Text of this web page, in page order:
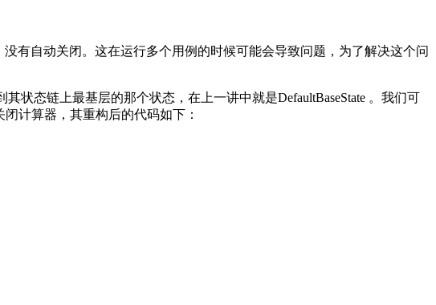
有自动关闭。这在运行多个用例的时候可能会导致问题，为了解决这个问
其状态链上最基层的那个状态，在上一讲中就是DefaultBaseState 。我们可
计算器，其重构后的代码如下：